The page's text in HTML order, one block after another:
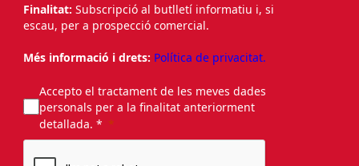
Finalitat: Subscripció al butlletí informatiu i, si
escau, per a prospecció comercial.
Més informació i drets: Política de privacitat.
Accepto el tractament de les meves dades
personals per a la finalitat anteriorment
detallada. *